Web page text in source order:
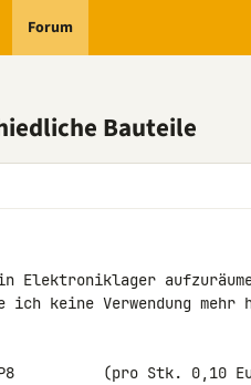
Forum
Bauteile
Elektroniklager
keine Verwendung mehr
DIP8          (pro Stk. 0,10